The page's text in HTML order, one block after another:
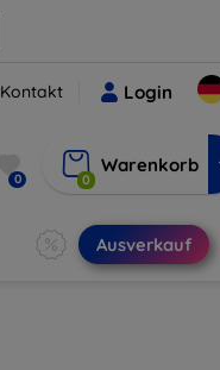
Kontakt Login
0 0
Warenkorb
Ausverkauf